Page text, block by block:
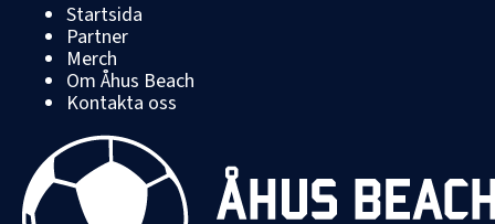
Startsida
Partner
Merch
Om Åhus Beach
Kontakta oss